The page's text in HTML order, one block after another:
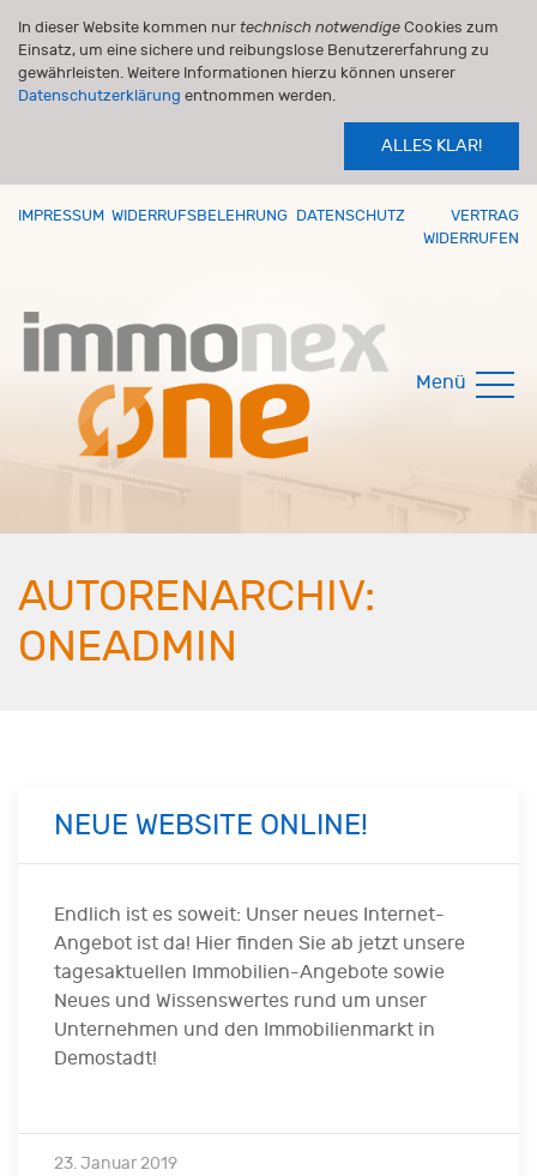
In dieser Website kommen nur technisch notwendige Cookies zum
Einsatz, um eine sichere und reibungslose Benutzererfahrung zu
gewährleisten. Weitere Informationen hierzu können unserer
Datenschutzerklärung entnommen werden.
ALLES KLAR!
IMPRESSUM WIDERRUFSBELEHRUNG DATENSCHUTZ
VERTRAG
WIDERRUFEN
Menü
AUTORENARCHIV:
ONEADMIN
NEUE WEBSITE ONLINE!
Endlich ist es soweit: Unser neues Internet-
Angebot ist da! Hier finden Sie ab jetzt unsere
tagesaktuellen Immobilien-Angebote sowie
Neues und Wissenswertes rund um unser
Unternehmen und den Immobilienmarkt in
Demostadt!
23. Januar 2019